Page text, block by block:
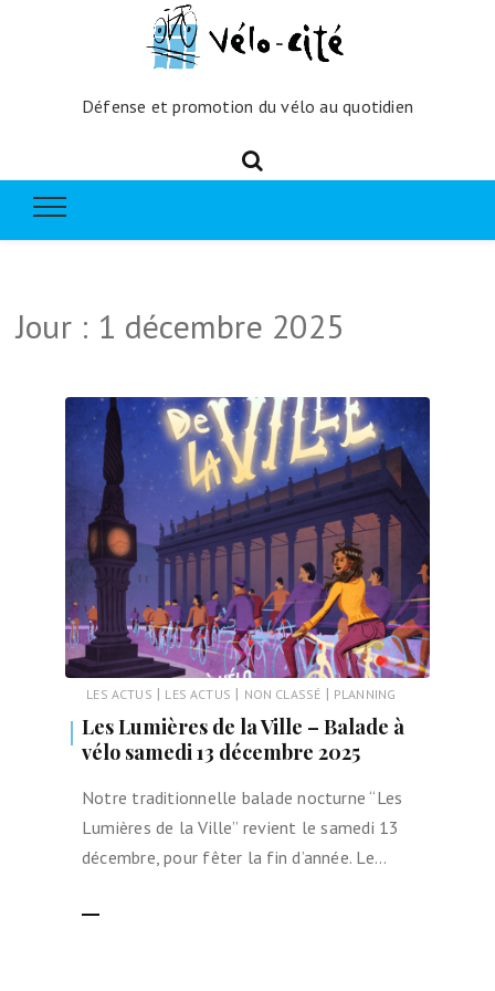
Défense et promotion du vélo au quotidien
Jour : 1 décembre 2025
LES ACTUS | LES ACTUS | NON CLASSÉ | PLANNING
Les Lumières de la Ville – Balade à
vélo samedi 13 décembre 2025
Notre traditionnelle balade nocturne “Les
Lumières de la Ville” revient le samedi 13
décembre, pour fêter la fin d’année. Le…